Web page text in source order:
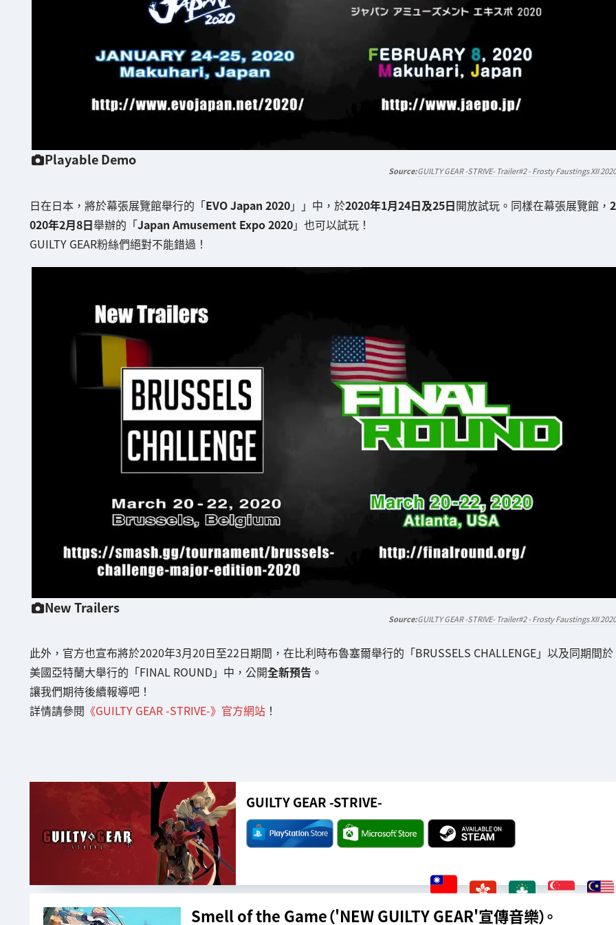
Playable Demo
GUILTY GEAR -STRIVE- Trailer#2 - Frosty Faustings XII 2020
日在日本，將於幕張展覽館舉行的「EVO Japan 2020」」中，於2020年1月24日及25日開放試玩。同樣在幕張展覽館， 2
020年2月8日舉辦的「Japan Amusement Expo 2020」也可以試玩！
GUILTY GEAR粉絲們絕對不能錯過！
New Trailers
GUILTY GEAR -STRIVE- Trailer#2 - Frosty Faustings XII 2020
此外，官方也宣布將於2020年3月20日至22日期間，在比利時布魯塞爾舉行的「BRUSSELS CHALLENGE」以及同期間於
美國亞特蘭大舉行的「FINAL ROUND」中，公開全新預告 。
讓我們期待後續報導吧！
詳情請參閱 《GUILTY GEAR -STRIVE-》官方網站！
GUILTY GEAR -STRIVE-
Smell of the Game（'NEW GUILTY GEAR'宣傳音樂）。